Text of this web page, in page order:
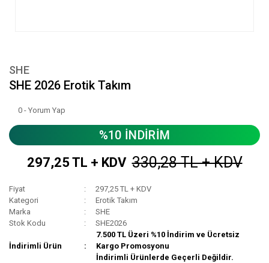
SHE
SHE 2026 Erotik Takım
0 - Yorum Yap
%10 İNDİRİM
297,25 TL + KDV 330,28 TL + KDV
Fiyat
297,25 TL + KDV
Kategori
Erotik Takım
Marka
SHE
Stok Kodu
SHE2026
İndirimli Ürün
7.500 TL Üzeri %10 İndirim ve Ücretsiz
Kargo Promosyonu
İndirimli Ürünlerde Geçerli Değildir.